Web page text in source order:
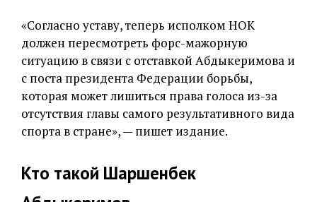
«Согласно уставу, теперь исполком НОК
должен пересмотреть форс-мажорную
ситуацию в связи с отставкой Абдыкеримова и
с поста президента Федерации борьбы,
которая может лишиться права голоса из-за
отсутствия главы самого результативного вида
спорта в стране», — пишет издание.
Кто такой Шаршенбек